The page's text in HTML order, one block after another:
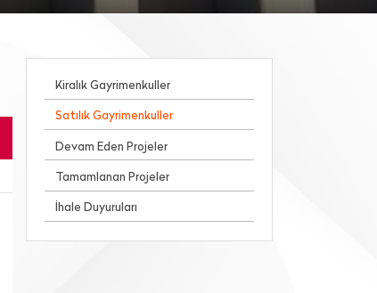
Kiralık Gayrimenkuller
Satılık Gayrimenkuller
Devam Eden Projeler
Tamamlanan Projeler
İhale Duyuruları